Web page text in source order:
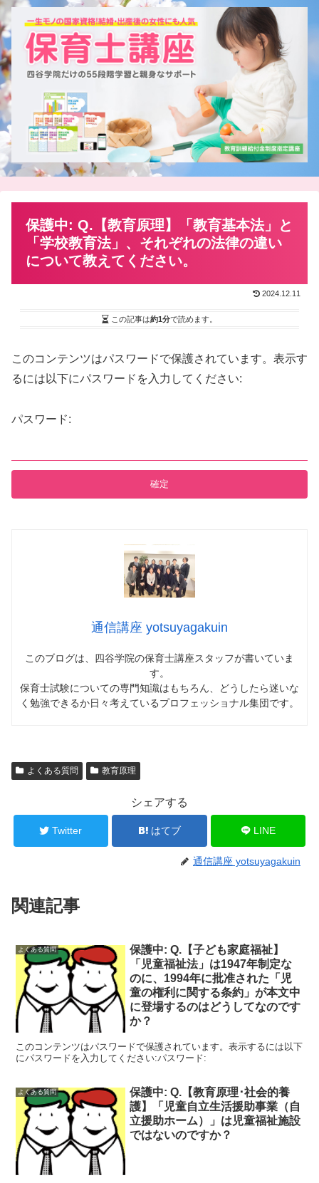
保護中: Q.【教育原理】「教育基本法」と
「学校教育法」、それぞれの法律の違い
について教えてください。
2024.12.11
この記事は約1分で読めます。
このコンテンツはパスワードで保護されています。表示す
るには以下にパスワードを入力してください:
パスワード:
通信講座 yotsuyagakuin
このブログは、四谷学院の保育士講座スタッフが書いていま
す。
保育士試験についての専門知識はもちろん、どうしたら迷いな
く勉強できるか日々考えているプロフェッショナル集団です。
よくある質問 教育原理
シェアする
Twitter はてブ LINE
通信講座 yotsuyagakuin
関連記事
よくある質問
保護中: Q.【子ども家庭福祉】
「児童福祉法」は1947年制定な
のに、1994年に批准された「児
童の権利に関する条約」が本文中
に登場するのはどうしてなのです
か？
このコンテンツはパスワードで保護されています。表示するには以下
にパスワードを入力してください:パスワード:
よくある質問
保護中: Q.【教育原理･社会的養
護】「児童自立生活援助事業（自
立援助ホーム）」は児童福祉施設
ではないのですか？